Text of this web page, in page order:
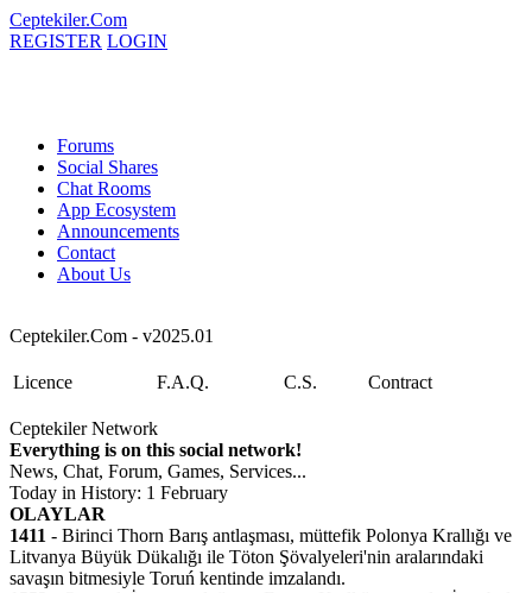
Ceptekiler.Com
REGISTER LOGIN
Forums
Social Shares
Chat Rooms
App Ecosystem
Announcements
Contact
About Us
Ceptekiler.Com - v2025.01
Licence F.A.Q. C.S. Contract
Ceptekiler Network
Everything is on this social network!
News, Chat, Forum, Games, Services...
Today in History: 1 February
OLAYLAR
1411 - Birinci Thorn Barış antlaşması, müttefik Polonya Krallığı ve
Litvanya Büyük Dükalığı ile Töton Şövalyeleri'nin aralarındaki
savaşın bitmesiyle Toruń kentinde imzalandı.